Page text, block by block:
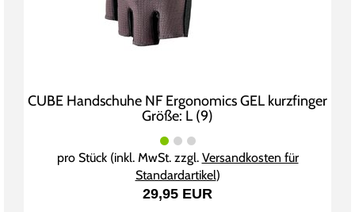
CUBE Handschuhe NF Ergonomics GEL kurzfinger
Größe: L (9)
pro Stück (inkl. MwSt. zzgl. Versandkosten für
Standardartikel)
29,95 EUR